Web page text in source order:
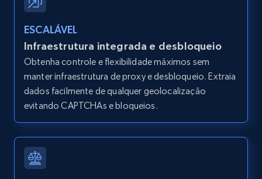
Zillow properties listing information -
Search by parameters on zillow and use the
Zpid, City, State, HomeStatus, Address,
IsCurrentSignedInAgentResponsible, Bedrooms,
and more.
ESCALÁVEL
Infraestrutura integrada e desbloqueio
Obtenha controle e flexibilidade máximos sem
manter infraestrutura de proxy e desbloqueio. Extraia
dados facilmente de qualquer geolocalização
evitando CAPTCHAs e bloqueios.